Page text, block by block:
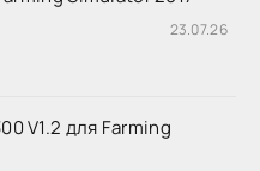
23.07.26
V1.2 для Farming